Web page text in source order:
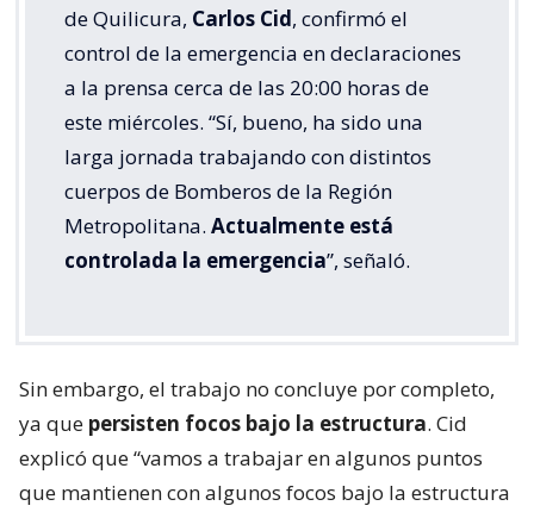
de Quilicura, Carlos Cid, confirmó el
control de la emergencia en declaraciones
a la prensa cerca de las 20:00 horas de
este miércoles. “Sí, bueno, ha sido una
larga jornada trabajando con distintos
cuerpos de Bomberos de la Región
Metropolitana. Actualmente está
controlada la emergencia”, señaló.
Sin embargo, el trabajo no concluye por completo,
ya que persisten focos bajo la estructura. Cid
explicó que “vamos a trabajar en algunos puntos
que mantienen con algunos focos bajo la estructura